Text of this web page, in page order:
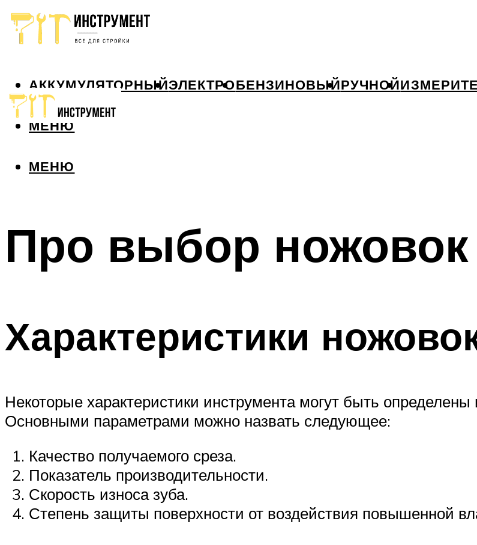
АККУМУЛЯТОРНЫЙЭЛЕКТРОБЕНЗИНОВЫЙРУЧНОЙ
МЕНЮ
МЕНЮ
Про выбор ножовок
Характеристики
Некоторые характеристики инструмента могут быть
Основными параметрами можно назвать следующее:
Качество получаемого среза.
Показатель производительности.
Скорость износа зуба.
Степень защиты поверхности от воздействия повышенной